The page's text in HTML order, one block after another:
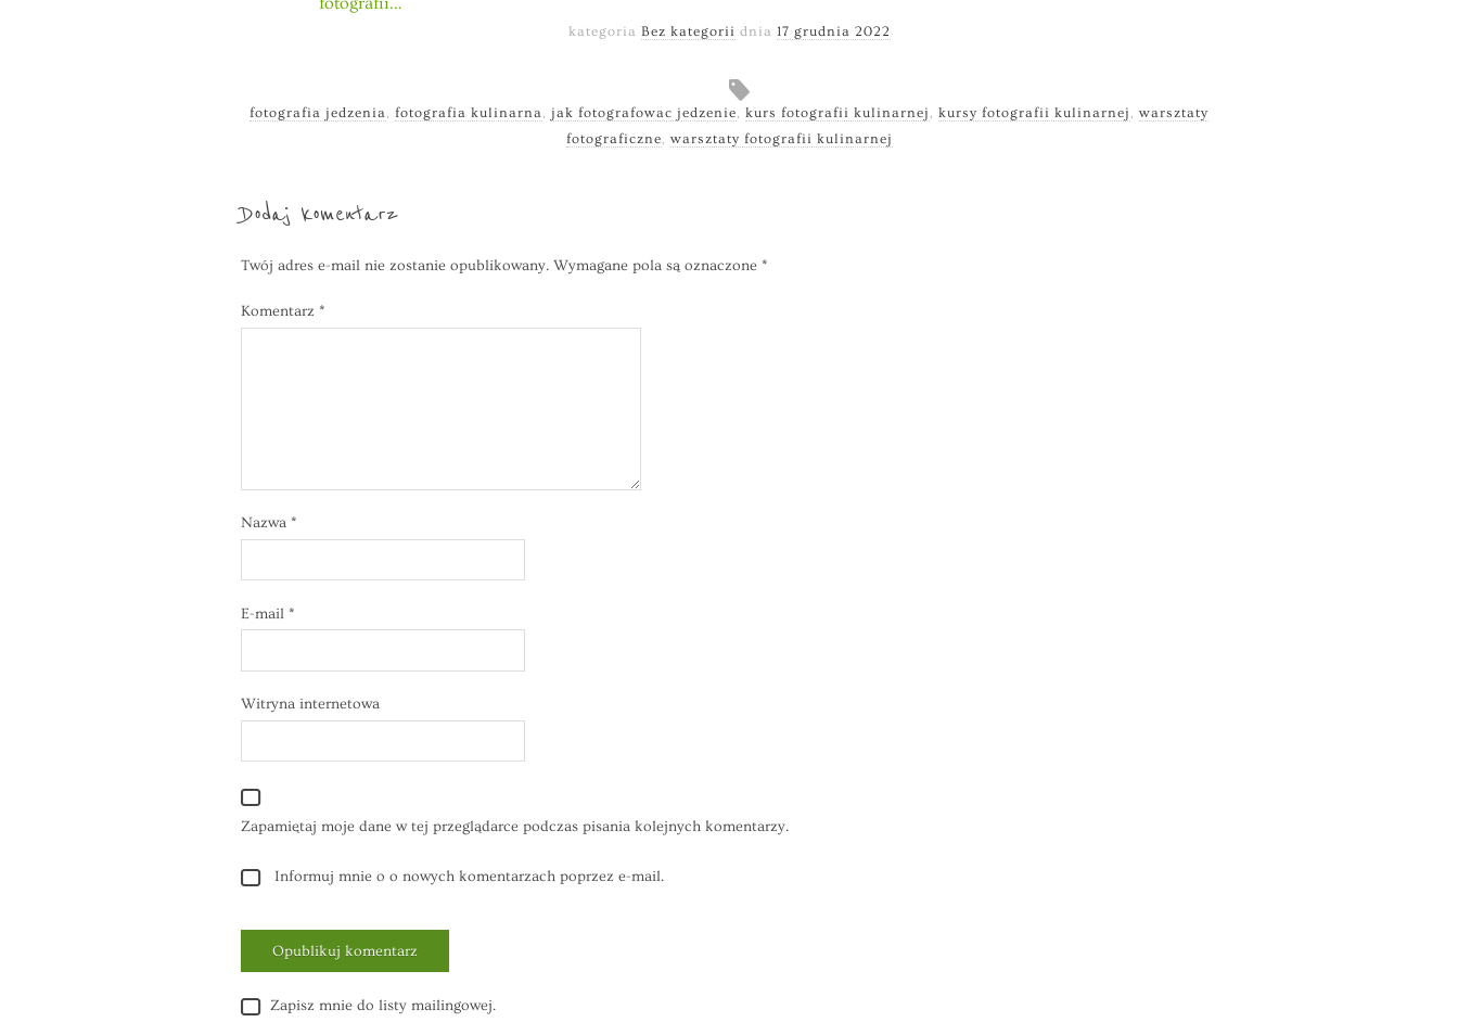
kategoria Bez kategorii dnia 17 grudnia 2022
fotografia jedzenia, fotografia kulinarna, jak fotografowac jedzenie, kurs fotografii kulinarnej , kursy fotografii kulinarnej , warsztaty
fotograficzne, warsztaty fotografii kulinarnej
Dodaj komentarz
Twój adres e-mail nie zostanie opublikowany. Wymagane pola są oznaczone *
Komentarz *
Nazwa *
E-mail *
Witryna internetowa
Zapamiętaj moje dane w tej przeglądarce podczas pisania kolejnych komentarzy.
Informuj mnie o o nowych komentarzach poprzez e-mail.
Zapisz mnie do listy mailingowej.